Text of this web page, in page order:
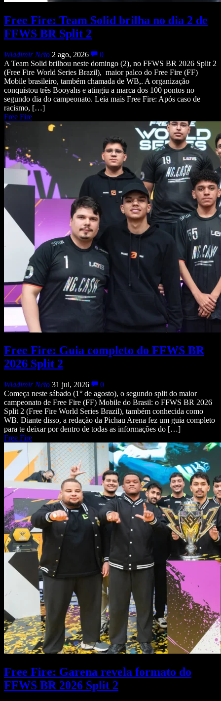
Free Fire: Team Solid brilha no dia 2 de
FFWS BR Split 2
Wladimir Neto 2 ago, 2026
0
A Team Solid brilhou neste domingo (2), no FFWS BR 2026 Split 2
(Free Fire World Series Brazil), maior palco do Free Fire (FF)
Mobile brasileiro, também chamada de WB,. A organização
conquistou três Booyahs e atingiu a marca dos 100 pontos no
segundo dia do campeonato. Leia mais Free Fire: Após caso de
racismo, […]
Free Fire
Free Fire: Guia completo do FFWS BR
2026 Split 2
Wladimir Neto 31 jul, 2026
0
Começa neste sábado (1° de agosto), o segundo split do maior
campeonato de Free Fire (FF) Mobile do Brasil: o FFWS BR 2026
Split 2 (Free Fire World Series Brazil), também conhecida como
WB. Diante disso, a redação da Pichau Arena fez um guia completo
para te deixar por dentro de todas as informações do […]
Free Fire
Free Fire: Garena revela formato do
FFWS BR 2026 Split 2